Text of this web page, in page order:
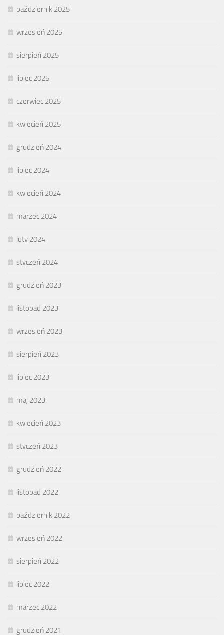
październik 2025
wrzesień 2025
sierpień 2025
lipiec 2025
czerwiec 2025
kwiecień 2025
grudzień 2024
lipiec 2024
kwiecień 2024
marzec 2024
luty 2024
styczeń 2024
grudzień 2023
listopad 2023
wrzesień 2023
sierpień 2023
lipiec 2023
maj 2023
kwiecień 2023
styczeń 2023
grudzień 2022
listopad 2022
październik 2022
wrzesień 2022
sierpień 2022
lipiec 2022
marzec 2022
grudzień 2021